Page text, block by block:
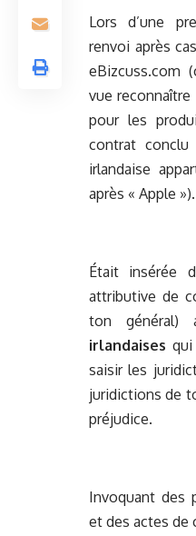
Lors d’une
renvoi après
eBizcuss.com
vue
pour les
contrat
irlandaise
après « Apple »).
Était insérée
attributive de
ton
irlandaises
saisir les
juridictions de
préjudice.
Invoquant des
et des actes de